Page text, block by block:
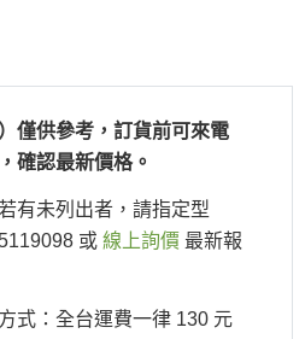
僅供參考，訂貨前可來電
確認最新價格。
有未列出者，請指定型
或 線上詢價 最新報
式：全台運費一律 130 元